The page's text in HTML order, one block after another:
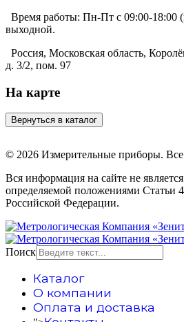
Время работы: Пн-Пт с 09:00-18:00
выходной.
Россия, Московская область,
д. 3/2, пом. 97
На карте
© 2026 Измерительные приборы.
Вся информация на сайте не
определяемой положениями Статьи
Российской Федерации.
Поиск
Каталог
О компании
Оплата и доставка